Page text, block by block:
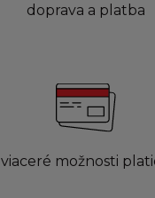
doprava a platba
viaceré možnosti